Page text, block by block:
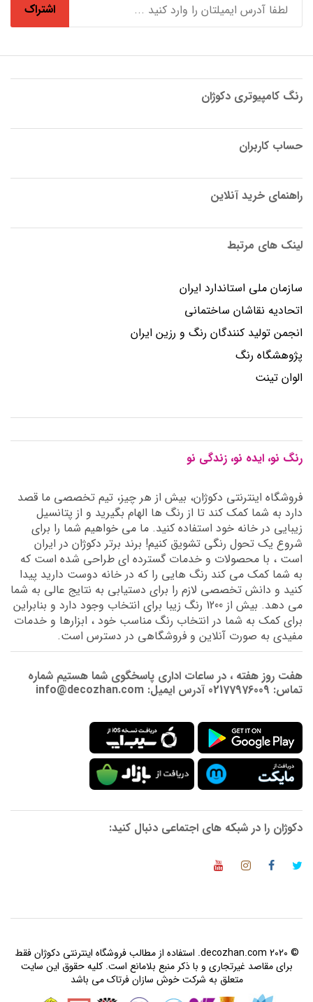
اشتراک
رنگ کامپیوتری دکوژان
حساب کاربران
راهنمای خرید آنلاین
لینک های مرتبط
سازمان ملی استاندارد ایران
اتحادیه نقاشان ساختمانی
انجمن توليد كنندگان رنگ و رزين ايران
پژوهشگاه رنگ
الوان تینت
رنگ نو، ایده نو، زندگی نو
فروشگاه اینترنتی دکوژان، بیش از هر چیز، تیم تخصصی ما قصد
دارد به شما کمک کند تا از رنگ ها الهام بگیرید و از پتانسیل
زیبایی در خانه خود استفاده کنید. ما می خواهیم شما را برای
شروع یک تحول رنگی تشویق کنیم! برند برتر دکوژان در ایران
است ، با محصولات و خدمات گسترده ای طراحی شده است که
به شما کمک می کند رنگ هایی را که در خانه دوست دارید پیدا
کنید و دانش تخصصی لازم را برای دستیابی به نتایج عالی به شما
می دهد. بیش از 1200 رنگ زیبا برای انتخاب وجود دارد و بنابراین
برای کمک به شما در انتخاب رنگ مناسب خود ، ابزارها و خدمات
مفیدی به صورت آنلاین و فروشگاهی در دسترس است.
هفت روز هفته ، در ساعات اداری پاسخگوی شما هستیم شماره
تماس: 02177976009 آدرس ایمیل: info@decozhan.com
دکوژان را در شبکه های اجتماعی دنبال کنید:
© 2020 decozhan.com. استفاده از مطالب فروشگاه اینترنتی دکوژان فقط
برای مقاصد غیرتجاری و با ذکر منبع بلامانع است. کلیه حقوق این سایت
متعلق به شرکت خوش سازان فرتاک می باشد